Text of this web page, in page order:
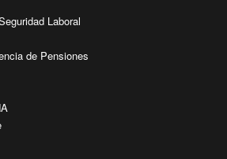
Laboral
de Pensiones